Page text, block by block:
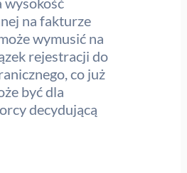
na fakturze
wymusić na
rejestracji do
co już
być dla
decydującą